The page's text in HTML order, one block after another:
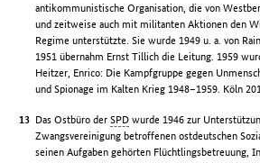
antikommunistische Organisation, die von
und zeitweise auch mit militanten Aktionen den
Regime unterstützte. Sie wurde 1949 u. a. von
1951 übernahm Ernst Tillich die Leitung. 1959
Heitzer, Enrico: Die Kampfgruppe gegen
und Spionage im Kalten Krieg 1948–1959. Köln
Das Ostbüro derSPD wurde 1946 zur
Zwangsvereinigung betroffenen ostdeutschen
seinen Aufgaben gehörten Flüchtlingsbetreuung,